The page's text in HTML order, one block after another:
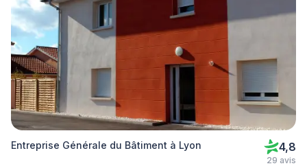
Entreprise Générale du Bâtiment à Lyon 4,8
29 avis